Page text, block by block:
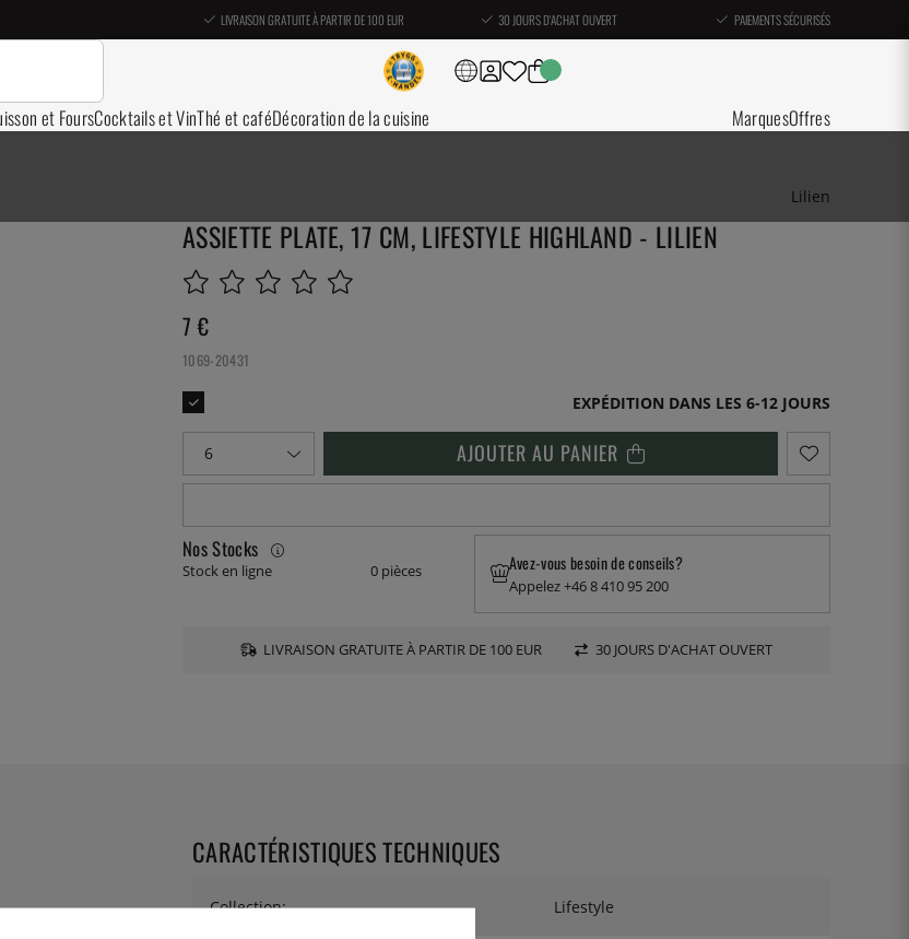
LIVRAISON GRATUITE À PARTIR DE 100 EUR 30 JOURS D'ACHAT OUVERT PAIEMENTS SÉCURISÉS
et FoursCocktails et VinThé et caféDécoration de la cuisine MarquesOffres
Lilien
ASSIETTE PLATE, 17 CM, LIFESTYLE HIGHLAND - LILIEN
7 €
1069-20431
EXPÉDITION DANS LES 6-12 JOURS
AJOUTER AU PANIER
Nos Stocks
Stock en ligne 0 pièces Avez-vous besoin de conseils?
Appelez +46 8 410 95 200
LIVRAISON GRATUITE À PARTIR DE 100 EUR 30 JOURS D'ACHAT OUVERT
CARACTÉRISTIQUES TECHNIQUES
Collection: Lifestyle